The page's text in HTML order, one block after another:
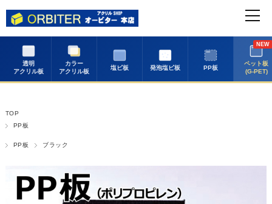
透明
アクリル板
カラー
アクリル板
塩ビ板 発泡塩ビ板 PP板
NEW
ペット板
(G-PET)
TOP
PP板
PP板 ブラック